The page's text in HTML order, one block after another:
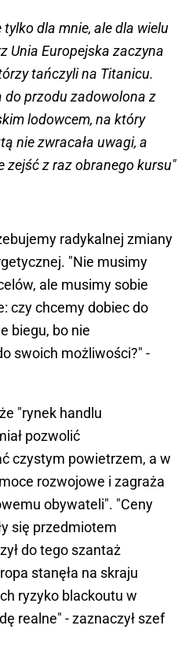
dla mnie, ale dla wielu
Unia Europejska zaczyna
tańczyli na Titanicu.
do przodu zadowolona z
lodowcem, na który
nie zwracała uwagi, a
zejść z raz obranego kursu"
radykalnej zmiany
"Nie musimy
ale musimy sobie
czy chcemy dobiec do
biegu, bo nie
swoich możliwości?" -
"rynek handlu
pozwolić
czystym powietrzem, a w
rozwojowe i zagraża
obywateli". "Ceny
się przedmiotem
do tego szantaż
stanęła na skraju
ryzyko blackoutu w
realne" - zaznaczył szef